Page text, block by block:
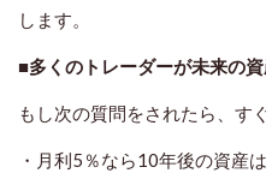
します。
■多くのトレーダーが未来の
もし次の質問をされたら、す
・月利5％なら10年後の資産